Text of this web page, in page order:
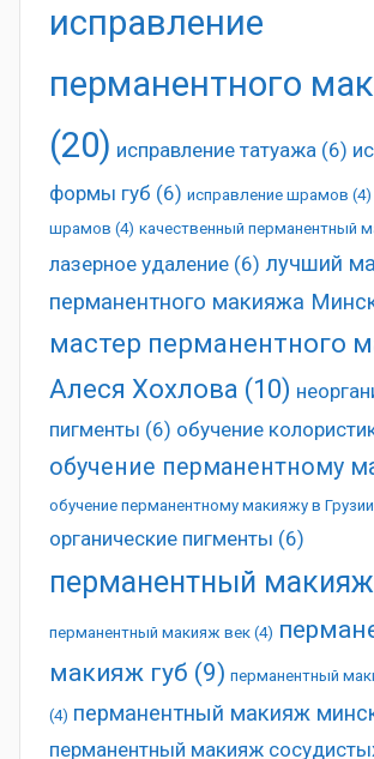
исправление
перманентного
(20) исправление татуажа (6)
формы губ (6) исправление шрамов (4)
шрамов (4) качественный перманентный
лазерное удаление (6) лучший
перманентного макияжа
мастер перманентного
Алеся Хохлова (10)
пигменты (6) обучение
обучение перманентному
обучение перманентному макияжу в Грузии
органические пигменты (6)
перманентный макияж
перманентный макияж век (4)
макияж губ (9) перманентный
(4) перманентный макияж
перманентный макияж